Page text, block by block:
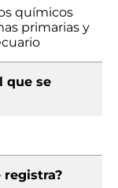
químicos
primarias y
que se
registra?